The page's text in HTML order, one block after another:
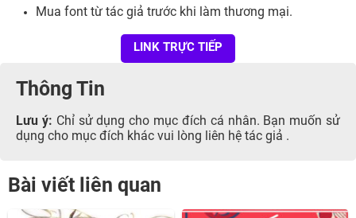
Mua font từ tác giả trước khi làm thương mại.
LINK TRỰC TIẾP
Thông Tin
Lưu ý: Chỉ sử dụng cho mục đích cá nhân. Bạn muốn sử
dụng cho mục đích khác vui lòng liên hệ tác giả .
Bài viết liên quan